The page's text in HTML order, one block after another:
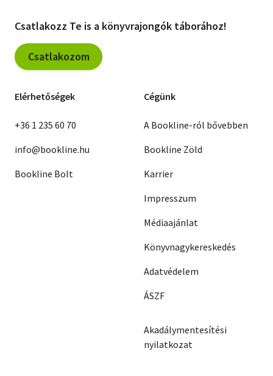
Csatlakozz Te is a könyvrajongók táborához!
Csatlakozom
Elérhetőségek
+36 1 235 60 70
info@bookline.hu
Bookline Bolt
Cégünk
A Bookline-ról bővebben
Bookline Zöld
Karrier
Impresszum
Médiaajánlat
Könyvnagykereskedés
Adatvédelem
ÁSZF
Akadálymentesítési
nyilatkozat